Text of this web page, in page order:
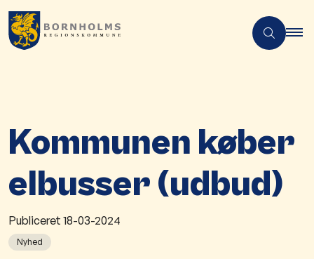
Kommunen køber
elbusser (udbud)
Publiceret 18-03-2024
Nyhed